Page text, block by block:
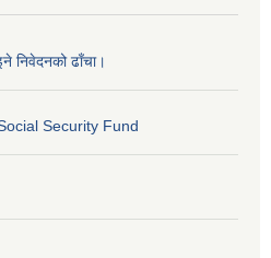
निवेदनको ढाँचा।
Security Fund